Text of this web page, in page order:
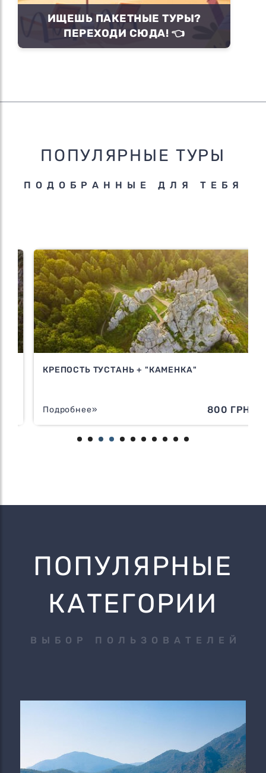
ИЩЕШЬ ПАКЕТНЫЕ ТУРЫ?
ПЕРЕХОДИ СЮДА! 👈
ПОПУЛЯРНЫЕ ТУРЫ
ПОДОБРАННЫЕ ДЛЯ ТЕБЯ
КРЕПОСТЬ ТУСТАНЬ + "КАМЕНКА"
Подробнее» 800 ГРН
ПОПУЛЯРНЫЕ
КАТЕГОРИИ
ВЫБОР ПОЛЬЗОВАТЕЛЕЙ